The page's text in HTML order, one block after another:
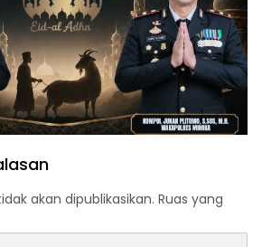
akan dipublikasikan. Ruas yang